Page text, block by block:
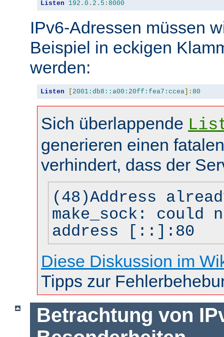
Listen
192.0 . 2.5 : 8000
IPv6-Adressen müssen
Beispiel in eckigen
werden:
Listen [ 2001:db8::a00:20ff:fea7:ccea]: 80
Sich überlappende
generieren einen
verhindert, dass der
(48)Address
make_sock: could
address [::]:80
Diese Diskussion im
Tipps zur
Betrachtung von